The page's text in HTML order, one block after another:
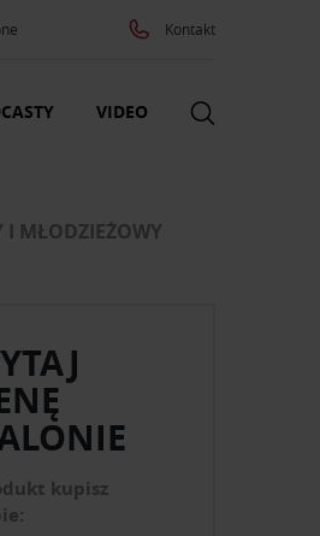
Kontakt
VIDEO
I MŁODZIEŻOWY
kupisz